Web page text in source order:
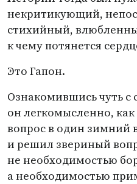
некритикующий,
стихийный,
к чему потянется
Это Гапон.
Ознакомившись чуть с
он легкомысленно,
вопрос в один зимний
и решил звериный
не необходимостью
а необходимостью